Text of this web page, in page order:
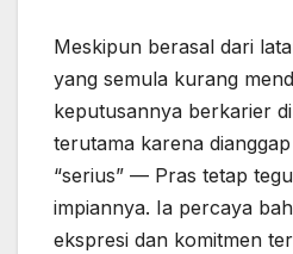
Meskipun berasal dari
yang semula kurang
keputusannya berkarier
terutama karena
“serius” — Pras tetap
impiannya. Ia percaya
ekspresi dan komitmen